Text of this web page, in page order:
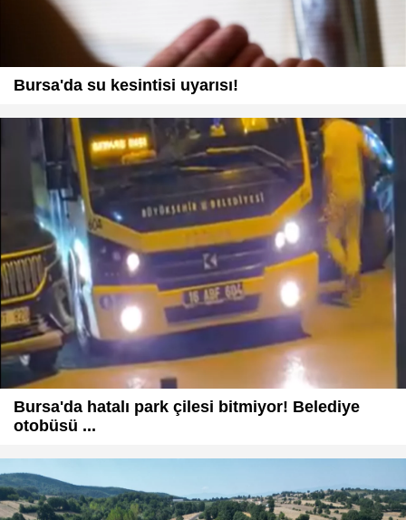
Bursa'da su kesintisi uyarısı!
Bursa'da hatalı park çilesi bitmiyor! Belediye
otobüsü ...